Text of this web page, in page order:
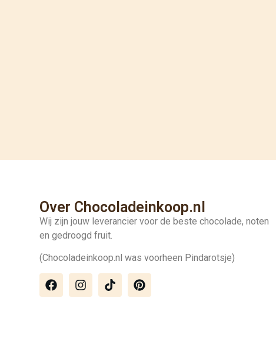
Over Chocoladeinkoop.nl
Wij zijn jouw leverancier voor de beste chocolade, noten
en gedroogd fruit.
(Chocoladeinkoop.nl was voorheen Pindarotsje)